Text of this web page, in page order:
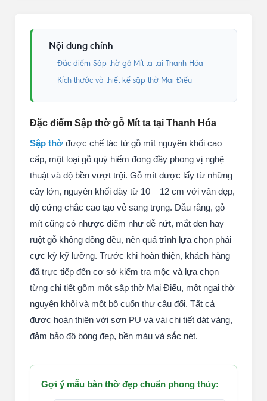
Nội dung chính
Đặc điểm Sập thờ gỗ Mít ta tại Thanh Hóa
Kích thước và thiết kế sập thờ Mai Điểu
Đặc điểm Sập thờ gỗ Mít ta tại Thanh Hóa
Sập thờ được chế tác từ gỗ mít nguyên khối cao
cấp, một loại gỗ quý hiếm đong đầy phong vị nghệ
thuật và độ bền vượt trội. Gỗ mít được lấy từ những
cây lớn, nguyên khối dày từ 10 – 12 cm với vân đẹp,
độ cứng chắc cao tạo vẻ sang trọng. Dẫu rằng, gỗ
mít cũng có nhược điểm như dễ nứt, mắt đen hay
ruột gỗ không đồng đều, nên quá trình lựa chọn phải
cực kỳ kỹ lưỡng. Trước khi hoàn thiện, khách hàng
đã trực tiếp đến cơ sở kiểm tra mộc và lựa chọn
từng chi tiết gồm một sập thờ Mai Điểu, một ngai thờ
nguyên khối và một bộ cuốn thư câu đối. Tất cả
được hoàn thiện với sơn PU và vài chi tiết dát vàng,
đảm bảo độ bóng đẹp, bền màu và sắc nét.
Gợi ý mẫu bàn thờ đẹp chuẩn phong thủy: